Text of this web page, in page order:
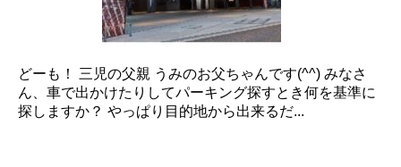
どーも！ 三児の父親 うみのお父ちゃんです(^^) みなさ
ん、車で出かけたりしてパーキング探すとき何を基準に
探しますか？ やっぱり目的地から出来るだ...